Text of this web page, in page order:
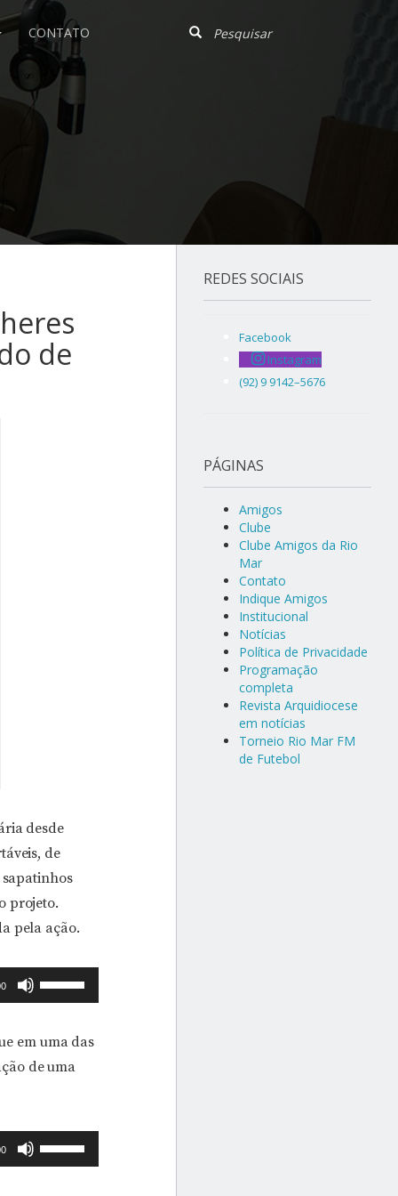
CONTATO
de
desde
de
projeto.
pela ação.
Use
as
para
baixo
em uma das
de uma
Use
as
REDES SOCIAIS
Facebook
Instagram
(92) 9 9142–5676
PÁGINAS
Amigos
Clube
Clube Amigos da Rio
Mar
Contato
Indique Amigos
Institucional
Notícias
Política de Privacidade
Programação
completa
Revista Arquidiocese
em notícias
Torneio Rio Mar FM
de Futebol